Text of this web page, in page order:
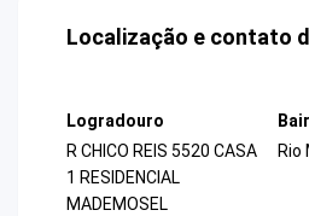
Localização e contato
Logradouro
R CHICO REIS 5520 CASA
1 RESIDENCIAL
MADEMOSEL
Rio